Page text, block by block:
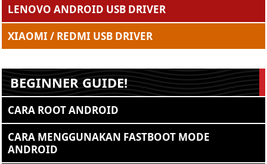
LENOVO ANDROID USB DRIVER
XIAOMI / REDMI USB DRIVER
BEGINNER GUIDE!
CARA ROOT ANDROID
CARA MENGGUNAKAN FASTBOOT MODE
ANDROID